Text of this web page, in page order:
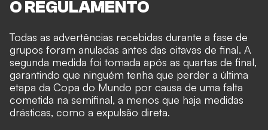
O REGULAMENTO
Todas as advertências recebidas durante a fase de
grupos foram anuladas antes das oitavas de final. A
segunda medida foi tomada após as quartas de final,
garantindo que ninguém tenha que perder a última
etapa da Copa do Mundo por causa de uma falta
cometida na semifinal, a menos que haja medidas
drásticas, como a expulsão direta.